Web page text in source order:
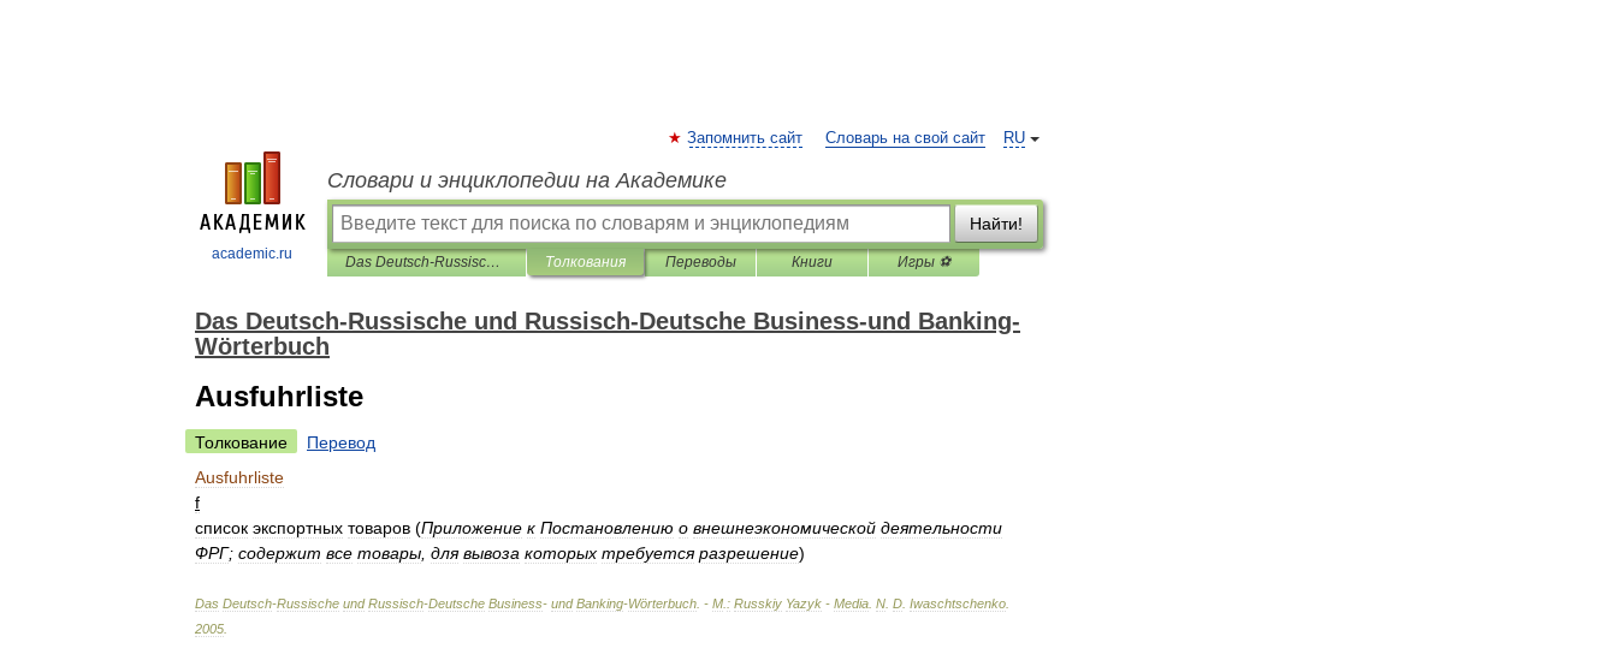
academic.ru
RU
Запомнить сайт Словарь на свой сайт
Словари и энциклопедии на Академике
Найти!
Das Deutsch-Russische und Russisch-Deutsche Business-und Banking-Wörterbuch Толкования Переводы Книги Игры ⚽
Das Deutsch-Russische und Russisch-Deutsche Business-und Banking-
Wörterbuch
Ausfuhrliste
Толкование
Перевод
Ausfuhrliste
f
список экспортных товаров (Приложение к Постановлению о внешнеэкономической деятельности
ФРГ; содержит все товары для вывоза которых требуется разрешение)
Das Deutsch-Russische und Russisch-Deutsche Business- und Banking-Wörterbuch . - М : Russkiy Yazyk - Media N D Iwaschtschenko
2005